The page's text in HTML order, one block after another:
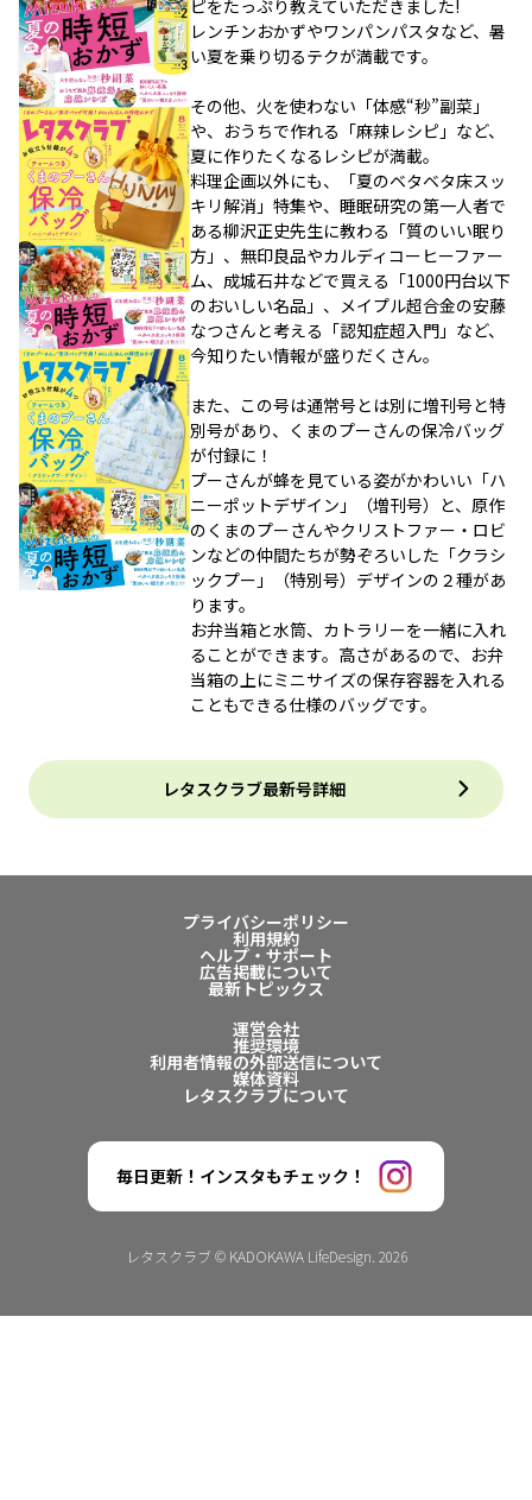
ピをたっぷり教えていただきました!
レンチンおかずやワンパンパスタなど、暑
い夏を乗り切るテクが満載です。
その他、火を使わない「体感“秒”副菜」
や、おうちで作れる「麻辣レシピ」など、
夏に作りたくなるレシピが満載。
料理企画以外にも、「夏のベタベタ床スッ
キリ解消」特集や、睡眠研究の第一人者で
ある柳沢正史先生に教わる「質のいい眠り
方」、無印良品やカルディコーヒーファー
ム、成城石井などで買える「1000円台以下
のおいしい名品」、メイプル超合金の安藤
なつさんと考える「認知症超入門」など、
今知りたい情報が盛りだくさん。
また、この号は通常号とは別に増刊号と特
別号があり、くまのプーさんの保冷バッグ
が付録に！
プーさんが蜂を見ている姿がかわいい「ハ
ニーポットデザイン」（増刊号）と、原作
のくまのプーさんやクリストファー・ロビ
ンなどの仲間たちが勢ぞろいした「クラシ
ックプー」（特別号）デザインの２種があ
ります。
お弁当箱と水筒、カトラリーを一緒に入れ
ることができます。高さがあるので、お弁
当箱の上にミニサイズの保存容器を入れる
こともできる仕様のバッグです。
レタスクラブ最新号詳細
プライバシーポリシー
利用規約
ヘルプ・サポート
広告掲載について
最新トピックス
運営会社
推奨環境
利用者情報の外部送信について
媒体資料
レタスクラブについて
毎日更新！インスタもチェック！
レタスクラブ © KADOKAWA LifeDesign. 2026